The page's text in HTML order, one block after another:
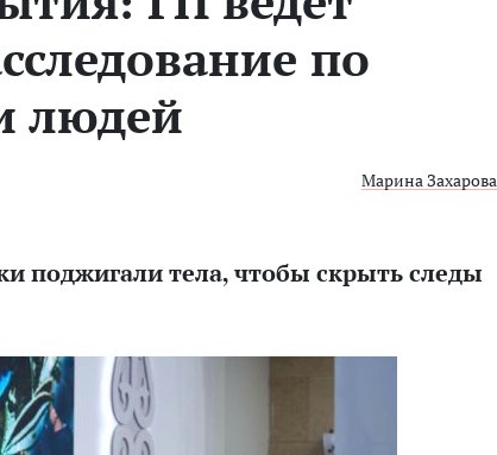
по
людей
Марина Захарова
поджигали тела, чтобы скрыть следы